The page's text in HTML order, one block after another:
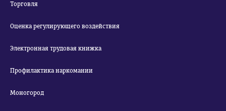
Торговля
Оценка регулирующего воздействия
Электронная трудовая книжка
Профилактика наркомании
Моногород